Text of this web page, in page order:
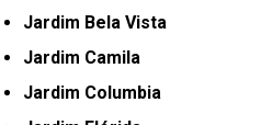
Jardim Bela Vista
Jardim Camila
Jardim Columbia